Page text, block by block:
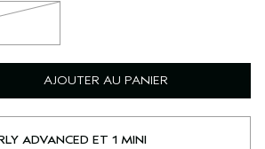
AJOUTER AU PANIER
ADVANCED ET 1 MINI